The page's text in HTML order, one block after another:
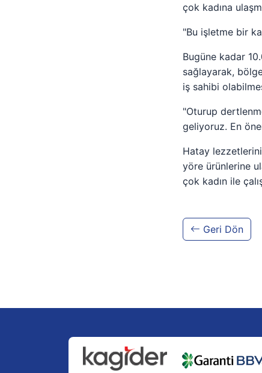
çok kadına
"Bu işletme bir
Bugüne kadar
sağlayarak,
iş sahibi
"Oturup
geliyoruz. En
Hatay
yöre ürünlerine
çok kadın ile
Geri Dön